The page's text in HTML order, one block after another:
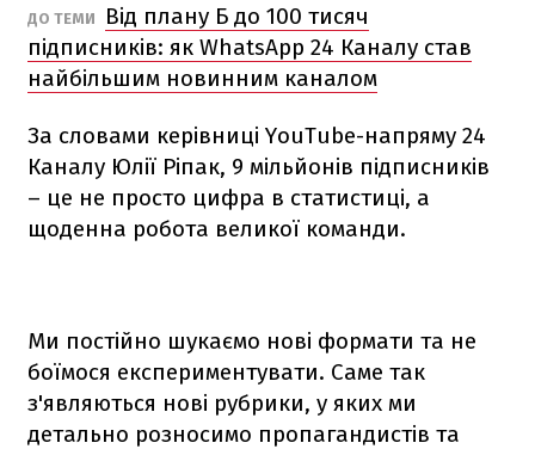
ДО ТЕМИ
Від плану Б до 100 тисяч
підписників: як WhatsApp 24 Каналу став
найбільшим новинним каналом
За словами керівниці YouTube-напряму 24
Каналу Юлії Ріпак, 9 мільйонів підписників
– це не просто цифра в статистиці, а
щоденна робота великої команди.
Ми постійно шукаємо нові формати та не
боїмося експериментувати. Саме так
з'являються нові рубрики, у яких ми
детально розносимо пропагандистів та